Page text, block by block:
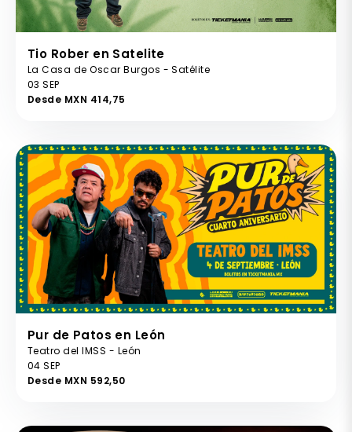
Tio Rober en Satelite
La Casa de Oscar Burgos - Satélite
03 SEP
Desde MXN 414,75
Pur de Patos en León
Teatro del IMSS - León
04 SEP
Desde MXN 592,50